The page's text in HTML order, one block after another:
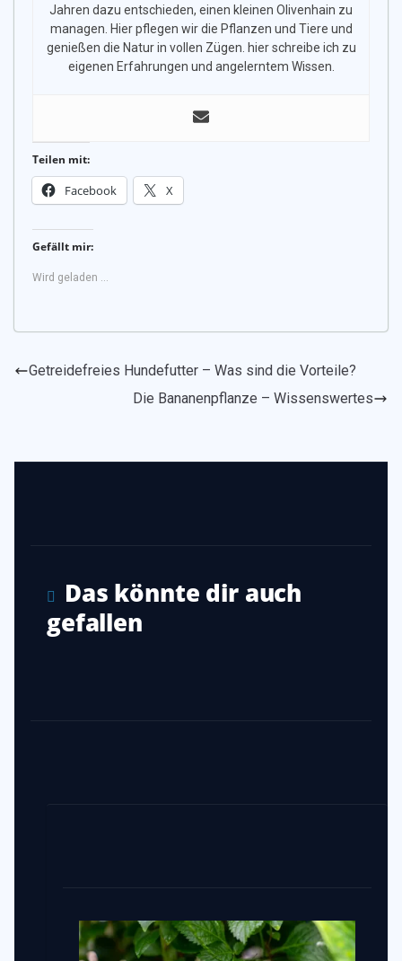
Jahren dazu entschieden, einen kleinen Olivenhain zu
managen. Hier pflegen wir die Pflanzen und Tiere und
genießen die Natur in vollen Zügen. hier schreibe ich zu
eigenen Erfahrungen und angelerntem Wissen.
Teilen mit:
Facebook X
Gefällt mir:
Wird geladen …
Getreidefreies Hundefutter – Was sind die Vorteile?
Die Bananenpflanze – Wissenswertes
Das könnte dir auch
gefallen